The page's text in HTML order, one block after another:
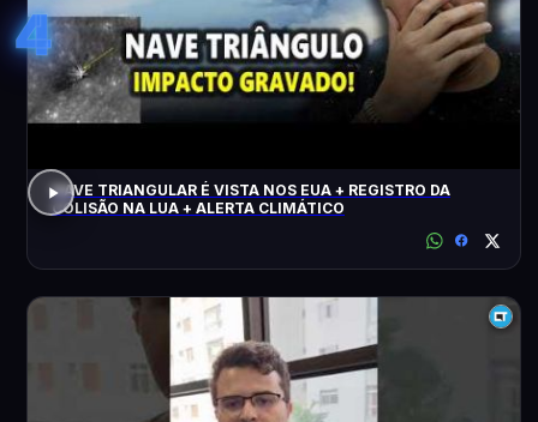
4
NAVE TRIANGULAR É VISTA NOS EUA + REGISTRO DA
COLISÃO NA LUA + ALERTA CLIMÁTICO